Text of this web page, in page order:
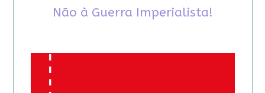
Não à Guerra Imperialista!